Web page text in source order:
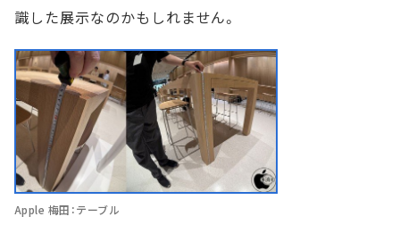
識した展示なのかもしれません。
Apple 梅田：テーブル